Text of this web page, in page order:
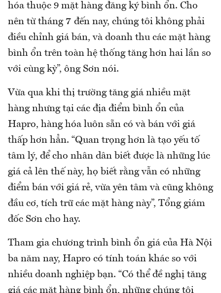
hóa thuộc 9 mặt hàng đăng ký bình ổn. Cho
nên từ tháng 7 đến nay, chúng tôi không phải
điều chỉnh giá bán, và doanh thu các mặt hàng
bình ổn trên toàn hệ thống tăng hơn hai lần so
với cùng kỳ”, ông Sơn nói.
Vừa qua khi thị trường tăng giá nhiều mặt
hàng nhưng tại các địa điểm bình ổn của
Hapro, hàng hóa luôn sẵn có và bán với giá
thấp hơn hẳn. “Quan trọng hơn là tạo yếu tố
tâm lý, để cho nhân dân biết được là những lúc
giá cả lên thế này, họ biết rằng vẫn có những
điểm bán với giá rẻ, vừa yên tâm và cũng không
đầu cơ, tích trữ các mặt hàng này”, Tổng giám
đốc Sơn cho hay.
Tham gia chương trình bình ổn giá của Hà Nội
ba năm nay, Hapro có tính toán khác so với
nhiều doanh nghiệp bạn. “Có thể đề nghị tăng
giá các mặt hàng bình ổn, những chúng tôi